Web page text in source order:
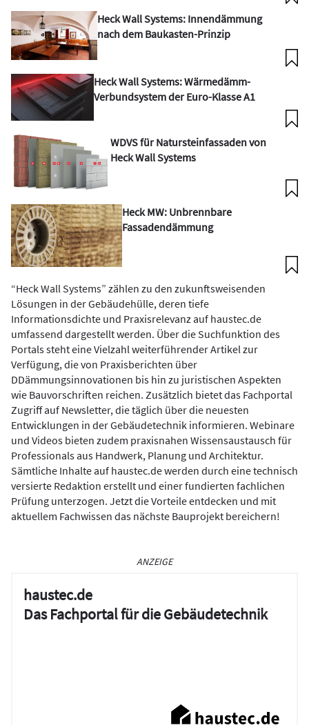
Heck Wall Systems: Innendämmung
nach dem Baukasten-Prinzip
Heck Wall Systems: Wärmedämm-
Verbundsystem der Euro-Klasse A1
WDVS für Natursteinfassaden von
Heck Wall Systems
Heck MW: Unbrennbare
Fassadendämmung
“Heck Wall Systems” zählen zu den zukunftsweisenden
Lösungen in der Gebäudehülle, deren tiefe
Informationsdichte und Praxisrelevanz auf haustec.de
umfassend dargestellt werden. Über die Suchfunktion des
Portals steht eine Vielzahl weiterführender Artikel zur
Verfügung, die von Praxisberichten über
DDämmungsinnovationen bis hin zu juristischen Aspekten
wie Bauvorschriften reichen. Zusätzlich bietet das Fachportal
Zugriff auf Newsletter, die täglich über die neuesten
Entwicklungen in der Gebäudetechnik informieren. Webinare
und Videos bieten zudem praxisnahen Wissensaustausch für
Professionals aus Handwerk, Planung und Architektur.
Sämtliche Inhalte auf haustec.de werden durch eine technisch
versierte Redaktion erstellt und einer fundierten fachlichen
Prüfung unterzogen. Jetzt die Vorteile entdecken und mit
aktuellem Fachwissen das nächste Bauprojekt bereichern!
ANZEIGE
haustec.de
Das Fachportal für die Gebäudetechnik